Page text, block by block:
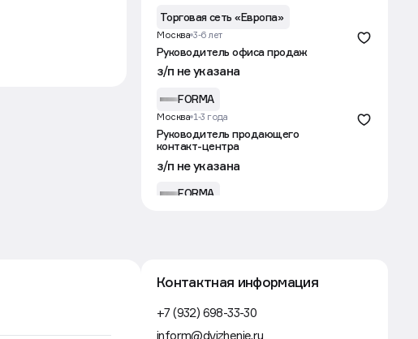
Торговая сеть «Европа»
Москва 3-6 лет
Руководитель офиса продаж
з/п не указана
FORMA
Москва 1-3 года
Руководитель продающего
контакт-центра
з/п не указана
FORMA
Страна Девелопмент
Краснодар
Менеджер отдела продаж
Контактная информация
+7 (932) 698-33-30
inform@dvizhenie.ru